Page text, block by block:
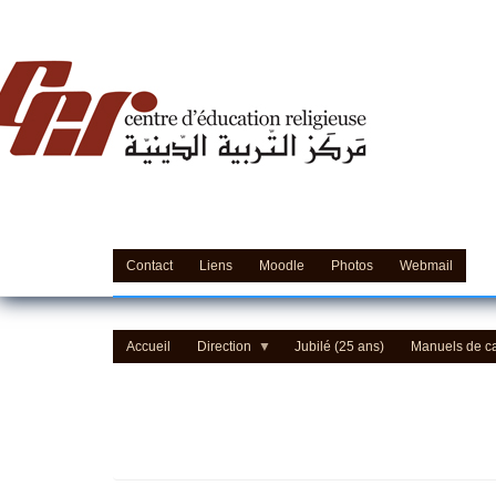
Contact Liens Moodle Photos Webmail
Accueil Direction Jubilé (25 ans) Manuels de